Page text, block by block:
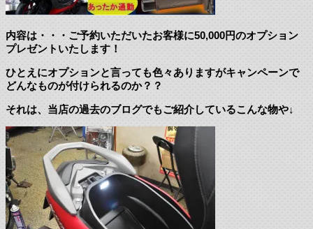
内容は・・・ご予約いただいたお客様に50,000円のオプション
プレゼントいたします！
ひとえにオプションと言っても色々ありますがキャンペーンで
どんなものが付けられるのか？？
それは、当店の過去のブログでもご紹介しているこんな物や↓